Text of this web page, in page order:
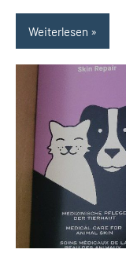
Weiterlesen